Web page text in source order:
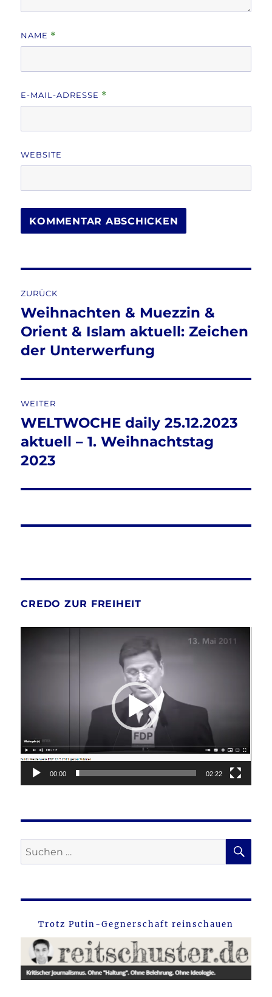
NAME *
E-MAIL-ADRESSE *
WEBSITE
ZURÜCK
Vorheriger
Beitrag:
Weihnachten & Muezzin &
Orient & Islam aktuell: Zeichen
der Unterwerfung
WEITER
Nächster
Beitrag:
WELTWOCHE daily 25.12.2023
aktuell – 1. Weihnachtstag
2023
CREDO ZUR FREIHEIT
00:00 02:22
Suche
nach:
Trotz Putin-Gegnerschaft reinschauen